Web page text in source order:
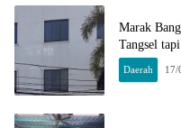
Marak
Tangsel
Daerah 17/